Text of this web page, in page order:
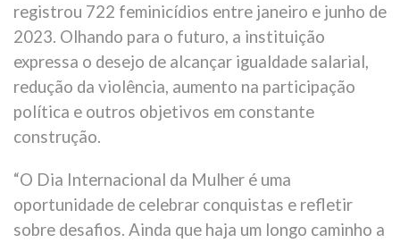
registrou 722 feminicídios entre janeiro e junho de
2023. Olhando para o futuro, a instituição
expressa o desejo de alcançar igualdade salarial,
redução da violência, aumento na participação
política e outros objetivos em constante
construção.
“O Dia Internacional da Mulher é uma
oportunidade de celebrar conquistas e refletir
sobre desafios. Ainda que haja um longo caminho a